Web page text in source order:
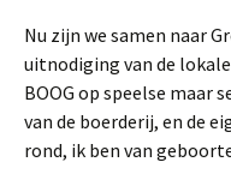
Nu zijn we samen naar
uitnodiging van de
BOOG op speelse maar
van de boerderij, en de
rond, ik ben van